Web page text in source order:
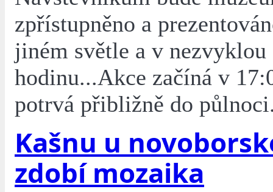
zpřístupněno a
jiném světle a v nezvyklou
hodinu...Akce začíná v
potrvá přibližně do
Kašnu u
zdobí mozaika